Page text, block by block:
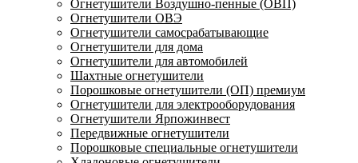
Огнетушители Воздушно-пенные (ОВП)
Огнетушители ОВЭ
Огнетушители самосрабатывающие
Огнетушители для дома
Огнетушители для автомобилей
Шахтные огнетушители
Порошковые огнетушители (ОП) премиум
Огнетушители для электрооборудования
Огнетушители Ярпожинвест
Передвижные огнетушители
Порошковые специальные огнетушители